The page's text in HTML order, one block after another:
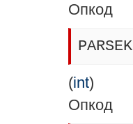
Опкод
(int)
Опкод